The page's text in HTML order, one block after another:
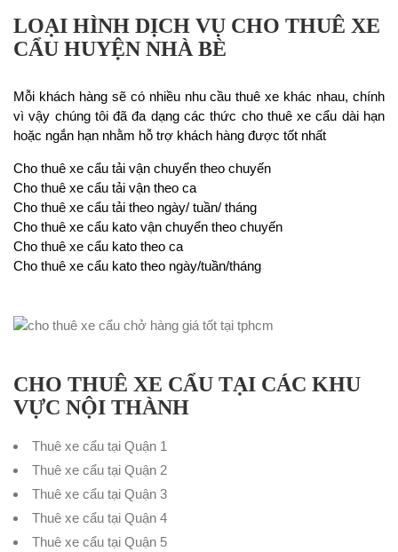
LOẠI HÌNH DỊCH VỤ CHO THUÊ XE
CẨU HUYỆN NHÀ BÈ
Mỗi khách hàng sẽ có nhiều nhu cầu thuê xe khác nhau, chính
vì vậy chúng tôi đã đa dạng các thức cho thuê xe cẩu dài hạn
hoặc ngắn hạn nhằm hỗ trợ khách hàng được tốt nhất
Cho thuê xe cẩu tải vận chuyển theo chuyến
Cho thuê xe cẩu tải vận theo ca
Cho thuê xe cẩu tải theo ngày/ tuần/ tháng
Cho thuê xe cẩu kato vận chuyển theo chuyến
Cho thuê xe cẩu kato theo ca
Cho thuê xe cẩu kato theo ngày/tuần/tháng
CHO THUÊ XE CẨU TẠI CÁC KHU
VỰC NỘI THÀNH
Thuê xe cẩu tại Quận 1
Thuê xe cẩu tại Quận 2
Thuê xe cẩu tại Quận 3
Thuê xe cẩu tại Quận 4
Thuê xe cẩu tại Quận 5